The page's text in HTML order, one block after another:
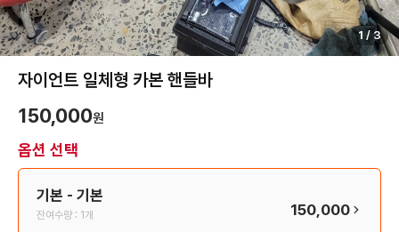
1 / 3
자이언트 일체형 카본 핸들바
150,000원
옵션 선택
기본 - 기본
잔여수량 : 1개 150,000